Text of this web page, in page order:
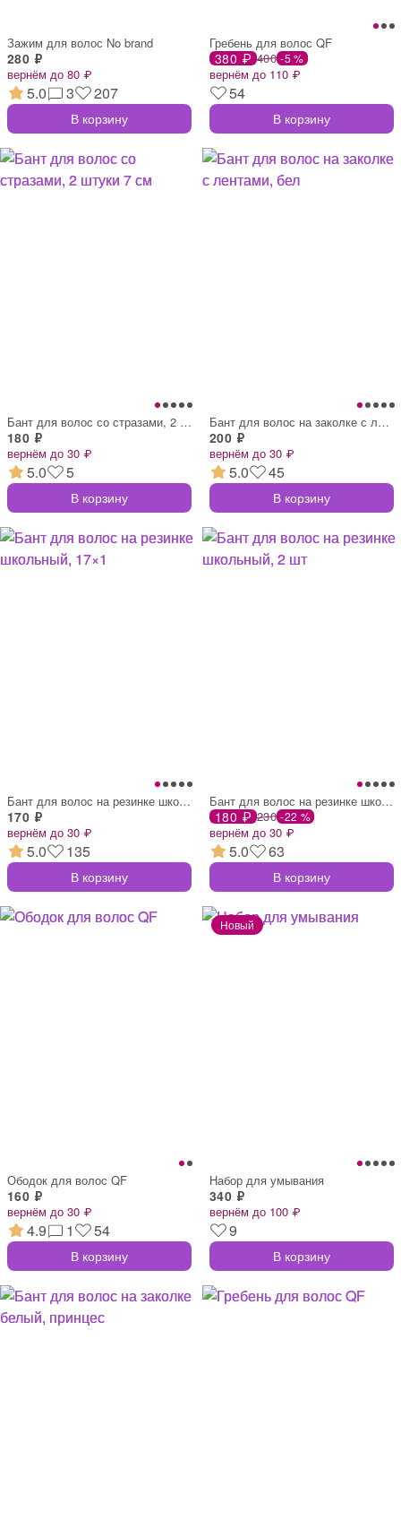
Зажим для волос No brand
280 ₽
вернём до 80 ₽
5.0 3 207
В корзину
Гребень для волос QF
380 ₽ 400 -5 %
вернём до 110 ₽
54
В корзину
Бант для волос со стразами, 2 штуки 7 см
180 ₽
вернём до 30 ₽
5.0 5
В корзину
Бант для волос на заколке с лентами, бел
200 ₽
вернём до 30 ₽
5.0 45
В корзину
Бант для волос на резинке школьный, 17×1
170 ₽
вернём до 30 ₽
5.0 135
В корзину
Бант для волос на резинке школьный, 2 шт
180 ₽ 230 -22 %
вернём до 30 ₽
5.0 63
В корзину
Ободок для волос QF
160 ₽
вернём до 30 ₽
4.9 1 54
В корзину
Набор для умывания
340 ₽
вернём до 100 ₽
9
В корзину